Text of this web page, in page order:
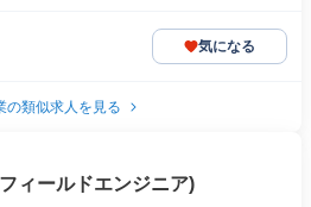
気になる
の類似求人を見る
ィールドエンジニア)